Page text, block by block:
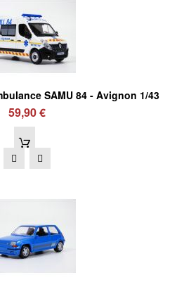
SAMU 84 - Avignon 1/43
59,90 €